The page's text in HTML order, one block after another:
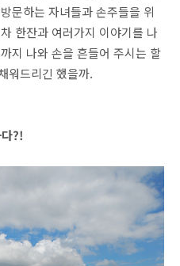
문하는 자녀들과 손주들을 위
한잔과 여러가지 이야기를 나
지 나와 손을 흔들어 주시는 할
워드리긴 했을까.
?!